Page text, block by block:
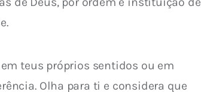
teus próprios sentidos ou em
Olha para ti e considera que